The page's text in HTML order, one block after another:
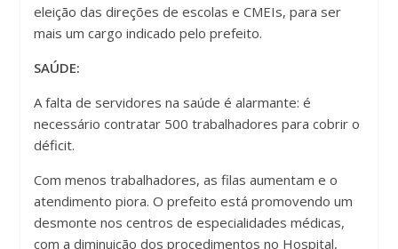
eleição das direções de escolas e CMEIs, para ser
mais um cargo indicado pelo prefeito.
SAÚDE:
A falta de servidores na saúde é alarmante: é
necessário contratar 500 trabalhadores para cobrir o
déficit.
Com menos trabalhadores, as filas aumentam e o
atendimento piora. O prefeito está promovendo um
desmonte nos centros de especialidades médicas,
com a diminuição dos procedimentos no Hospital,